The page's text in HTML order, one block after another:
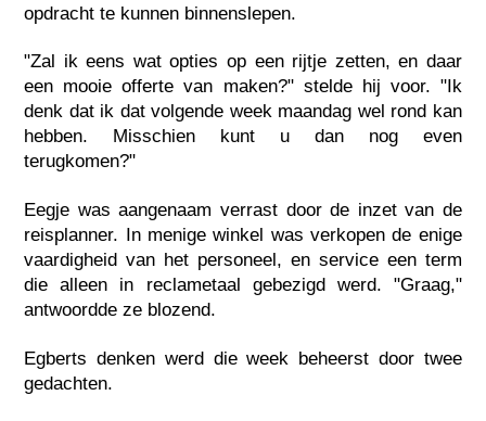
opdracht te kunnen binnenslepen.
"Zal ik eens wat opties op een rijtje zetten, en daar
een mooie offerte van maken?" stelde hij voor. "Ik
denk dat ik dat volgende week maandag wel rond kan
hebben. Misschien kunt u dan nog even
terugkomen?"
Eegje was aangenaam verrast door de inzet van de
reisplanner. In menige winkel was verkopen de enige
vaardigheid van het personeel, en service een term
die alleen in reclametaal gebezigd werd. "Graag,"
antwoordde ze blozend.
Egberts denken werd die week beheerst door twee
gedachten.